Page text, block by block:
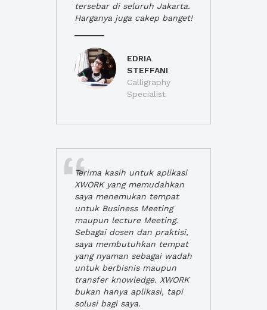
tersebar di seluruh Jakarta.
Harganya juga cakep banget!
EDRIA
STEFFANI
Calligraphy
Specialist
Terima kasih untuk aplikasi
XWORK yang memudahkan
saya menemukan tempat
untuk Business Meeting
maupun lecture Meeting.
Sebagai dosen dan praktisi,
saya membutuhkan tempat
yang nyaman sebagai wadah
untuk berbisnis maupun
transfer knowledge. XWORK
bukan hanya aplikasi, tapi
solusi bagi saya.